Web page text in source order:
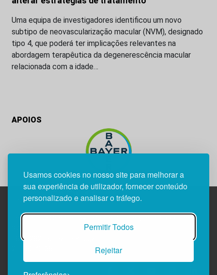
Usamos cookies no nosso site para melhorar a
sua experiência de utilizador, fornecer conteúdo
personalizado e analisar o tráfego.
Permitir Todos
Rejeitar
Uma equipa de investigadores identificou um novo
subtipo de neovascularização macular (NVM), designado
tipo 4, que poderá ter implicações relevantes na
abordagem terapêutica da degenerescência macular
relacionada com a idade…
APOIOS
Edif. Lisboa Oriente | Av. Infante D. Henrique, n.º 333H, esc.
1800-282 Lisboa | Portugal